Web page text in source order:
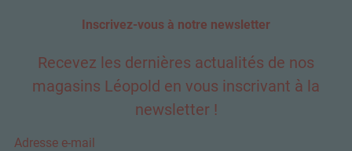
Inscrivez-vous à notre newsletter
Recevez les dernières actualités de nos
magasins Léopold en vous inscrivant à la
newsletter !
Adresse e-mail